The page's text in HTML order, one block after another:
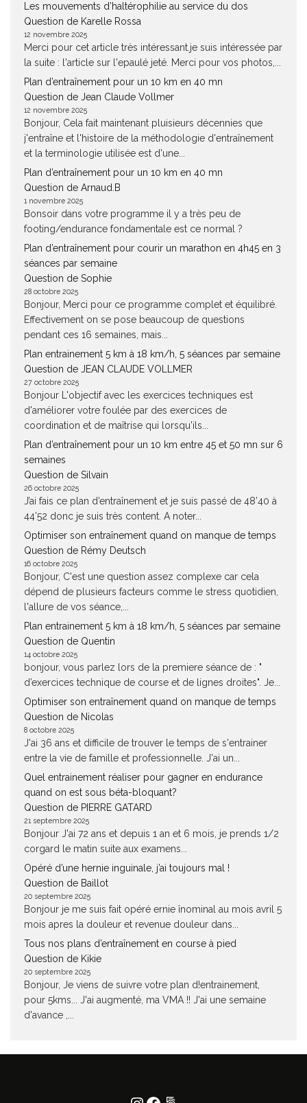
Les mouvements d’haltérophilie au service du dos
Question de Karelle Rossa
12 novembre 2025
Merci pour cet article très intéressant.je suis intéressée par
la suite : l'article sur l'epaulé jeté. Merci pour vos photos,...
Plan d’entraînement pour un 10 km en 40 mn
Question de Jean Claude Vollmer
12 novembre 2025
Bonjour, Cela fait maintenant pluisieurs décennies que
j'entraîne et l'histoire de la méthodologie d'entraînement
et la terminologie utilisée est d'une...
Plan d’entraînement pour un 10 km en 40 mn
Question de Arnaud.B
1 novembre 2025
Bonsoir dans votre programme il y a très peu de
footing/endurance fondamentale est ce normal ?
Plan d’entraînement pour courir un marathon en 4h45 en 3
séances par semaine
Question de Sophie
28 octobre 2025
Bonjour, Merci pour ce programme complet et équilibré.
Effectivement on se pose beaucoup de questions
pendant ces 16 semaines, mais...
Plan entrainement 5 km à 18 km/h, 5 séances par semaine
Question de JEAN CLAUDE VOLLMER
27 octobre 2025
Bonjour L'objectif avec les exercices techniques est
d'améliorer votre foulée par des exercices de
coordination et de maîtrise qui lorsqu'ils...
Plan d’entraînement pour un 10 km entre 45 et 50 mn sur 6
semaines
Question de Silvain
26 octobre 2025
J’ai fais ce plan d’entraînement et je suis passé de 48’40 à
44’52 donc je suis très content. A noter...
Optimiser son entraînement quand on manque de temps
Question de Rémy Deutsch
16 octobre 2025
Bonjour, C'est une question assez complexe car cela
dépend de plusieurs facteurs comme le stress quotidien,
l'allure de vos séance,...
Plan entrainement 5 km à 18 km/h, 5 séances par semaine
Question de Quentin
14 octobre 2025
bonjour, vous parlez lors de la premiere séance de : "
d’exercices technique de course et de lignes droites". Je...
Optimiser son entraînement quand on manque de temps
Question de Nicolas
8 octobre 2025
J'ai 36 ans et difficile de trouver le temps de s'entrainer
entre la vie de famille et professionnelle. J'ai un...
Quel entrainement réaliser pour gagner en endurance
quand on est sous béta-bloquant?
Question de PIERRE GATARD
21 septembre 2025
Bonjour J'ai 72 ans et depuis 1 an et 6 mois, je prends 1/2
corgard le matin suite aux examens...
Opéré d’une hernie inguinale, j’ai toujours mal !
Question de Baillot
20 septembre 2025
Bonjour je me suis fait opéré ernie înominal au mois avril 5
mois apres la douleur et revenue douleur dans...
Tous nos plans d’entraînement en course à pied
Question de Kikie
20 septembre 2025
Bonjour, Je viens de suivre votre plan d!entrainement,
pour 5kms... J'ai augmenté, ma VMA !! J'ai une semaine
d'avance ,...